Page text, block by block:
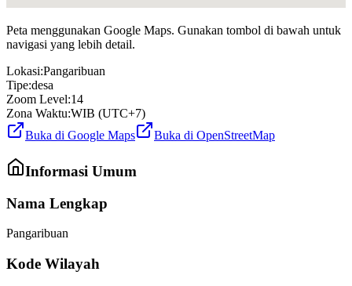
Peta menggunakan Google Maps. Gunakan tombol di bawah untuk
navigasi yang lebih detail.
Lokasi:Pangaribuan
Tipe:desa
Zoom Level:14
Zona Waktu:WIB (UTC+7)
Buka di Google Maps
Buka di OpenStreetMap
Informasi Umum
Nama Lengkap
Pangaribuan
Kode Wilayah